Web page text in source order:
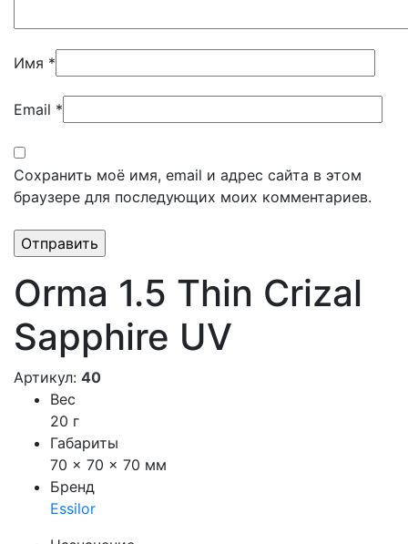
Имя *
Email *
Сохранить моё имя, email и адрес сайта в этом
браузере для последующих моих комментариев.
Orma 1.5 Thin Crizal
Sapphire UV
Артикул: 40
Вес
20 г
Габариты
70 × 70 × 70 мм
Бренд
Essilor